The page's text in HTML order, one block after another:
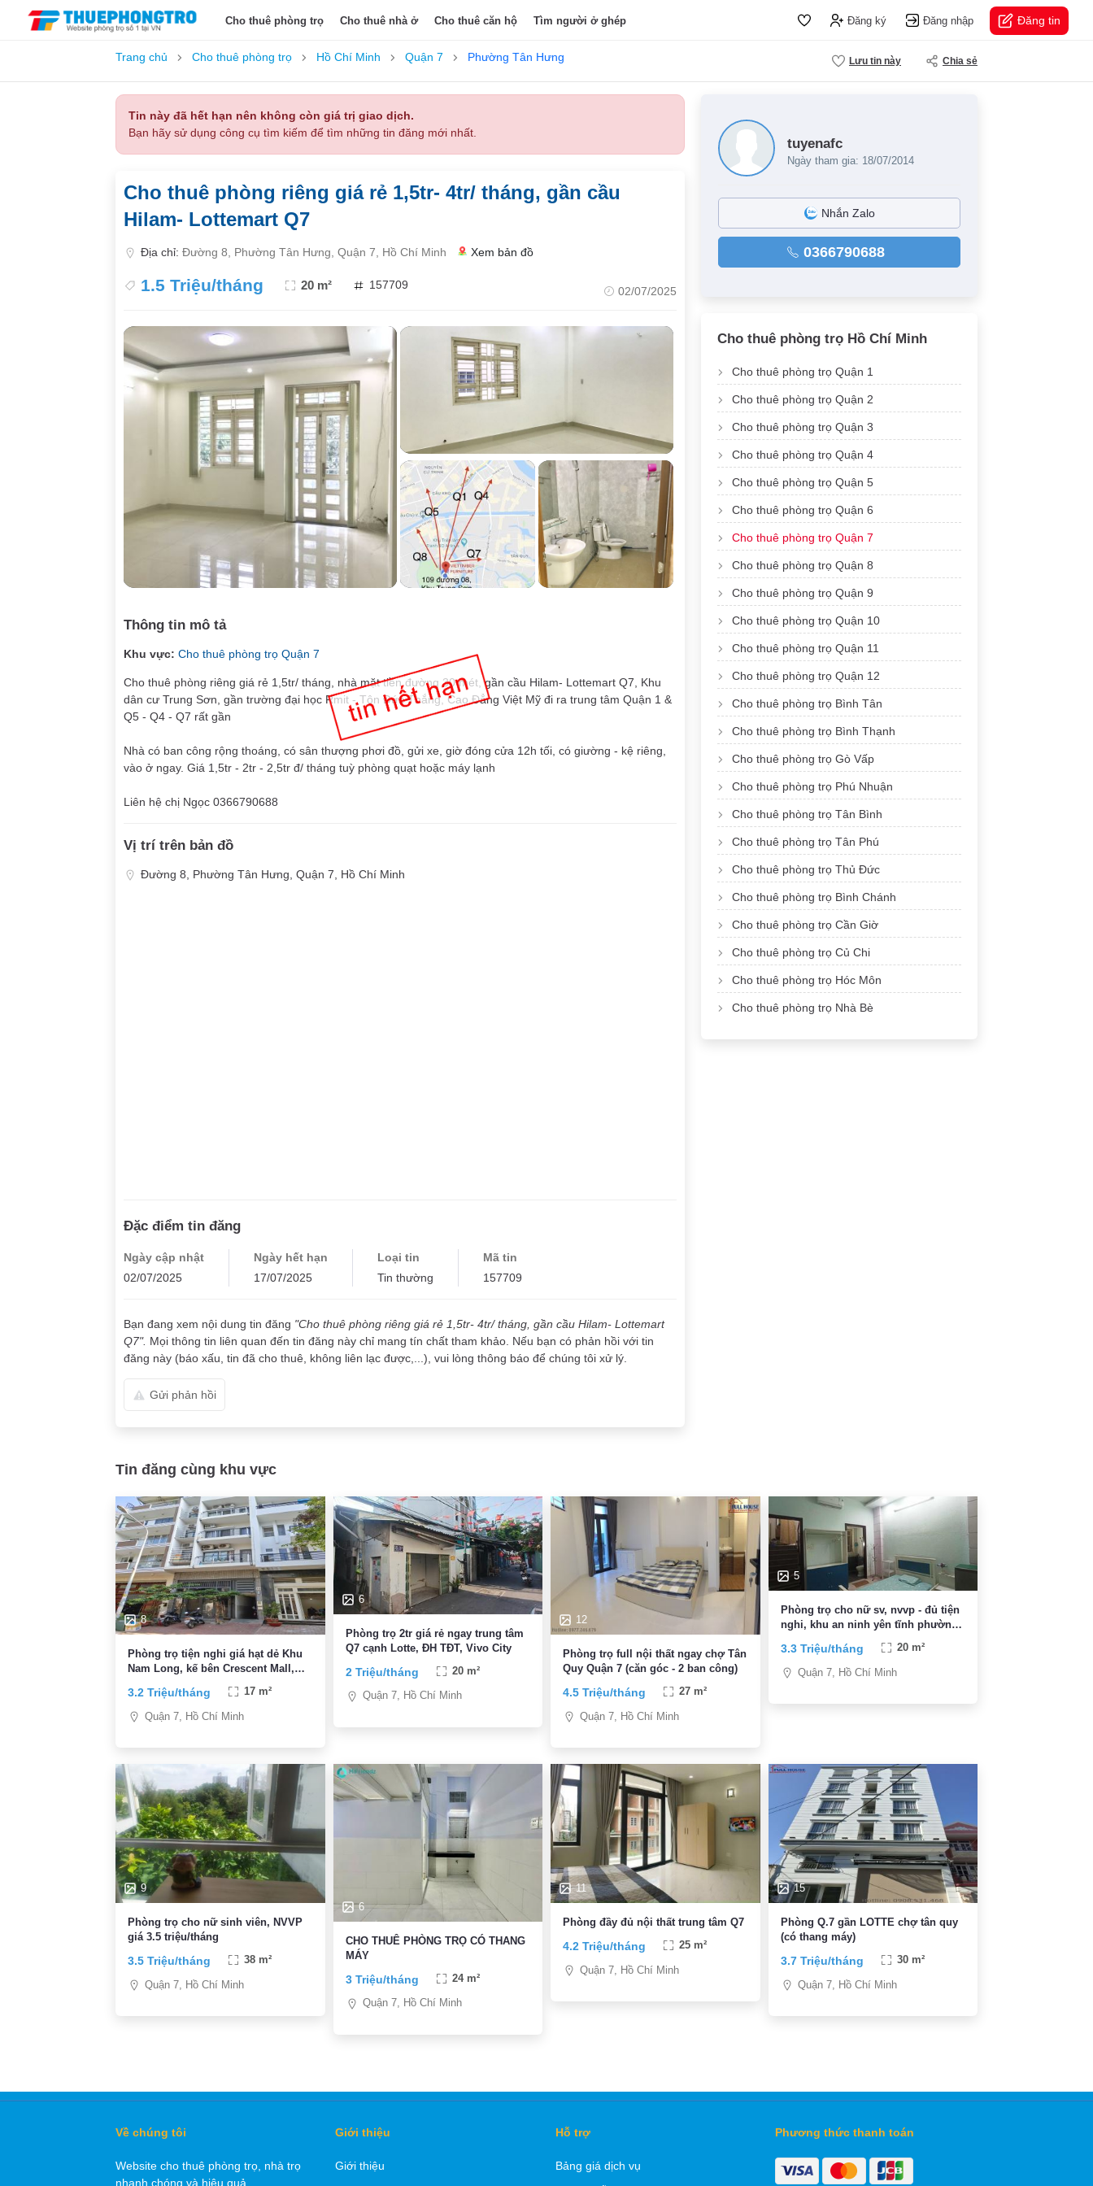
Cho thuê phòng trọ Cho thuê nhà ở Cho thuê căn hộ Tìm người ở ghép Đăng ký Đăng nhập Đăng tin
Trang chủ Cho thuê phòng trọ Hồ Chí Minh Quận 7 Phường Tân Hưng Lưu tin này Chia sẻ
Tin này đã hết hạn nên không còn giá trị giao dịch.
Bạn hãy sử dụng công cụ tìm kiếm để tìm những tin đăng mới nhất.
Cho thuê phòng riêng giá rẻ 1,5tr- 4tr/ tháng, gần cầu
Hilam- Lottemart Q7
Địa chỉ: Đường 8, Phường Tân Hưng, Quận 7, Hồ Chí Minh Xem bản đồ
1.5 Triệu/tháng 20 m² 157709 02/07/2025
Thông tin mô tả
Khu vực: Cho thuê phòng trọ Quận 7
Cho thuê phòng riêng giá rẻ 1,5tr/ tháng, nhà mặt tiền đường 30 mét, gần cầu Hilam- Lottemart Q7, Khu
dân cư Trung Sơn, gần trường đại học Rmit - Tôn Đức Thắng, Cao Đẳng Việt Mỹ đi ra trung tâm Quận 1 &
Q5 - Q4 - Q7 rất gần
Nhà có ban công rộng thoáng, có sân thượng phơi đồ, gửi xe, giờ đóng cửa 12h tối, có giường - kệ riêng,
vào ở ngay. Giá 1,5tr - 2tr - 2,5tr đ/ tháng tuỳ phòng quạt hoặc máy lạnh
Liên hệ chị Ngọc 0366790688
Vị trí trên bản đồ
Đường 8, Phường Tân Hưng, Quận 7, Hồ Chí Minh
Đặc điểm tin đăng
Ngày cập nhật
02/07/2025
Ngày hết hạn
17/07/2025
Loại tin
Tin thường
Mã tin
157709
Bạn đang xem nội dung tin đăng "Cho thuê phòng riêng giá rẻ 1,5tr- 4tr/ tháng, gần cầu Hilam- Lottemart
Q7". Mọi thông tin liên quan đến tin đăng này chỉ mang tín chất tham khảo. Nếu bạn có phản hồi với tin
đăng này (báo xấu, tin đã cho thuê, không liên lạc được,...), vui lòng thông báo để chúng tôi xử lý.
Gửi phản hồi
tuyenafc
Ngày tham gia: 18/07/2014
Nhắn Zalo
0366790688
Cho thuê phòng trọ Hồ Chí Minh
Cho thuê phòng trọ Quận 1
Cho thuê phòng trọ Quận 2
Cho thuê phòng trọ Quận 3
Cho thuê phòng trọ Quận 4
Cho thuê phòng trọ Quận 5
Cho thuê phòng trọ Quận 6
Cho thuê phòng trọ Quận 7
Cho thuê phòng trọ Quận 8
Cho thuê phòng trọ Quận 9
Cho thuê phòng trọ Quận 10
Cho thuê phòng trọ Quận 11
Cho thuê phòng trọ Quận 12
Cho thuê phòng trọ Bình Tân
Cho thuê phòng trọ Bình Thạnh
Cho thuê phòng trọ Gò Vấp
Cho thuê phòng trọ Phú Nhuận
Cho thuê phòng trọ Tân Bình
Cho thuê phòng trọ Tân Phú
Cho thuê phòng trọ Thủ Đức
Cho thuê phòng trọ Bình Chánh
Cho thuê phòng trọ Cần Giờ
Cho thuê phòng trọ Củ Chi
Cho thuê phòng trọ Hóc Môn
Cho thuê phòng trọ Nhà Bè
Tin đăng cùng khu vực
8
Phòng trọ tiện nghi giá hạt dẻ Khu
Nam Long, kế bên Crescent Mall,
3.2 Triệu/tháng 17 m²
Quận 7, Hồ Chí Minh
6
Phòng trọ 2tr giá rẻ ngay trung tâm
Q7 cạnh Lotte, ĐH TĐT, Vivo City
2 Triệu/tháng 20 m²
Quận 7, Hồ Chí Minh
12
Phòng trọ full nội thất ngay chợ Tân
Quy Quận 7 (căn góc - 2 ban công)
4.5 Triệu/tháng 27 m²
Quận 7, Hồ Chí Minh
5
Phòng trọ cho nữ sv, nvvp - đủ tiện
nghi, khu an ninh yên tĩnh phường
3.3 Triệu/tháng 20 m²
Quận 7, Hồ Chí Minh
9
Phòng trọ cho nữ sinh viên, NVVP
giá 3.5 triệu/tháng
3.5 Triệu/tháng 38 m²
Quận 7, Hồ Chí Minh
6
CHO THUÊ PHÒNG TRỌ CÓ THANG
MÁY
3 Triệu/tháng 24 m²
Quận 7, Hồ Chí Minh
11
Phòng đầy đủ nội thất trung tâm Q7
4.2 Triệu/tháng 25 m²
Quận 7, Hồ Chí Minh
15
Phòng Q.7 gần LOTTE chợ tân quy
(có thang máy)
3.7 Triệu/tháng 30 m²
Quận 7, Hồ Chí Minh
Về chúng tôi
Website cho thuê phòng trọ, nhà trọ
nhanh chóng và hiệu quả
Giới thiệu
Giới thiệu
Hỗ trợ
Bảng giá dịch vụ
Phương thức thanh toán